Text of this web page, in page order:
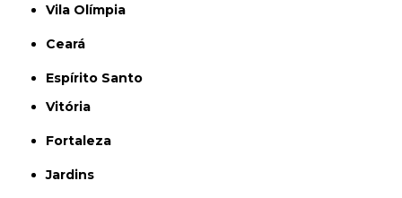
Vila Olímpia
Ceará
Espírito Santo
Vitória
Fortaleza
Jardins